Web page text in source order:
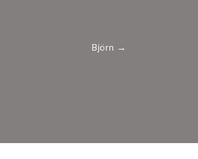
Björn →